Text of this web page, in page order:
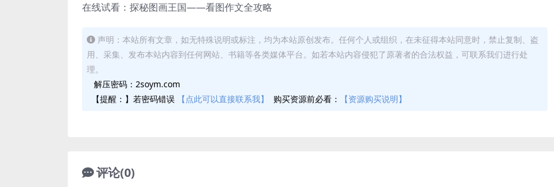
在线试看：探秘图画王国——看图作文全攻略
声明：本站所有文章，如无特殊说明或标注，均为本站原创发布。任何个人或组织，在未征得本站同意时，禁止复制、盗
用、采集、发布本站内容到任何网站、书籍等各类媒体平台。如若本站内容侵犯了原著者的合法权益，可联系我们进行处
理。
解压密码：2soym.com
【提醒：】若密码错误
【点此可以直接联系我】 购买资源前必看： 【资源购买说明】
评论(0)